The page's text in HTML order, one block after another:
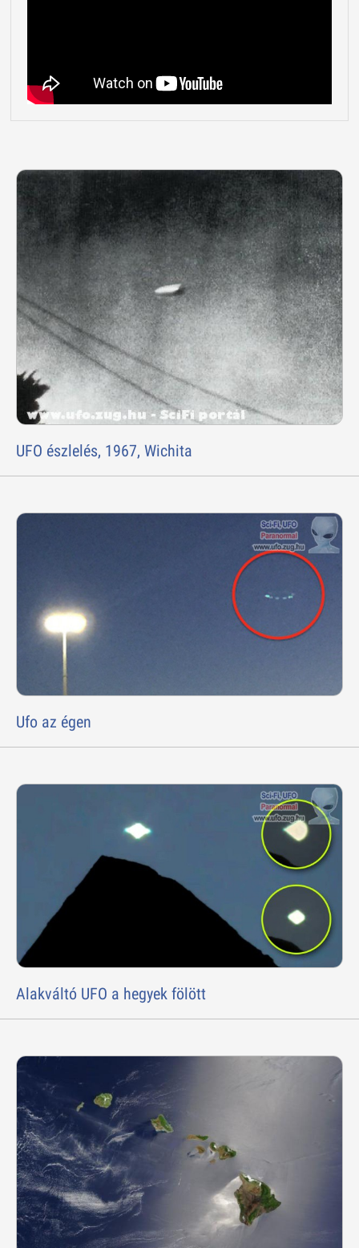
UFO észlelés, 1967, Wichita
Ufo az égen
Alakváltó UFO a hegyek fölött